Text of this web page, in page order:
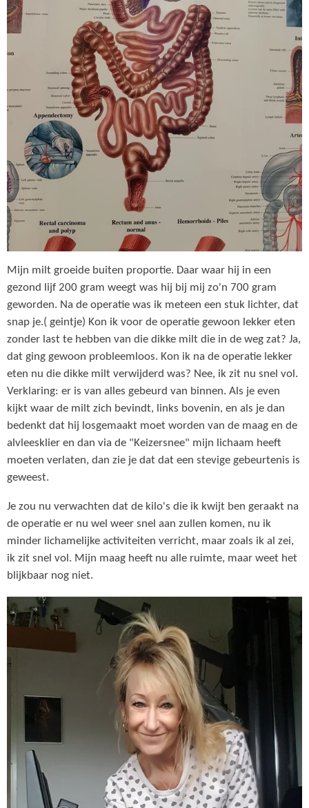
Mijn milt groeide buiten proportie. Daar waar hij in een
gezond lijf 200 gram weegt was hij bij mij zo'n 700 gram
geworden. Na de operatie was ik meteen een stuk lichter, dat
snap je.( geintje) Kon ik voor de operatie gewoon lekker eten
zonder last te hebben van die dikke milt die in de weg zat? Ja,
dat ging gewoon probleemloos. Kon ik na de operatie lekker
eten nu die dikke milt verwijderd was? Nee, ik zit nu snel vol.
Verklaring: er is van alles gebeurd van binnen. Als je even
kijkt waar de milt zich bevindt, links bovenin, en als je dan
bedenkt dat hij losgemaakt moet worden van de maag en de
alvleesklier en dan via de "Keizersnee" mijn lichaam heeft
moeten verlaten, dan zie je dat dat een stevige gebeurtenis is
geweest.
Je zou nu verwachten dat de kilo's die ik kwijt ben geraakt na
de operatie er nu wel weer snel aan zullen komen, nu ik
minder lichamelijke activiteiten verricht, maar zoals ik al zei,
ik zit snel vol. Mijn maag heeft nu alle ruimte, maar weet het
blijkbaar nog niet.